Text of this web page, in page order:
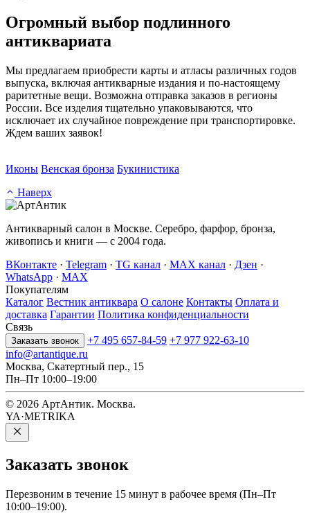
Огромный выбор подлинного
антиквариата
Мы предлагаем приобрести карты и атласы различных годов
выпуска, включая антикварные издания и по-настоящему
раритетные вещи. Возможна отправка заказов в регионы
России. Все изделия тщательно упаковываются, что
исключает их случайное повреждение при транспортировке.
Ждем ваших заявок!
Иконы Венская бронза Букинистика
Наверх
Антикварный салон в Москве. Серебро, фарфор, бронза,
живопись и книги — с 2004 года.
ВКонтакте · Telegram · TG канал · MAX канал · Дзен ·
WhatsApp · MAX
Покупателям
Каталог Вестник антиквара О салоне Контакты Оплата и
доставка Гарантии Политика конфиденциальности
Связь
Заказать звонок +7 495 657-84-59 +7 977 922-63-10
info@artantique.ru
Москва, Скатертный пер., 15
Пн–Пт 10:00–19:00
© 2026 АртАнтик. Москва.
YA·METRIKA
Заказать звонок
Перезвоним в течение 15 минут в рабочее время (Пн–Пт
10:00–19:00).